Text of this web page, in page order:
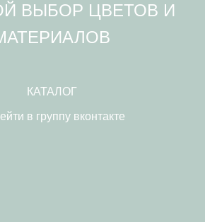
ВЫБОР ЦВЕТОВ И
КАТАЛОГ
в группу вконтакте